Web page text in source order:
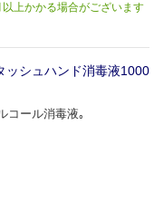
上かかる場合がございます
ッシュハンド消毒液1000
コール消毒液｡